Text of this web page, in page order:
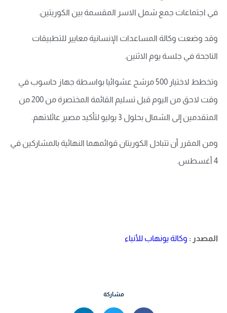
في اجتماعات جمع شمل الاسر المقسمة بين الكوريتين.
وقد وضعت وكالة المساعدات الإنسانية معايير للتطبيقات
الناجحة في جلسة يوم الاثنين.
وتخطط لاختيار 500 مرشح عشوائيا بواسطة جهاز حاسوب في
وقت لاحق من اليوم قبل تسليم القائمة المختصرة من 200 من
المتقدمين إلى الشمال بحلول 3 يوليو لتأكيد مصير عائلاتهم.
ومن المقرر أن تتبادل الكوريتان قوائمهما النهائية بالمشاركين في
4 أغسطس.
المصدر : وكالة يونهاب للأنباء
مشاركة